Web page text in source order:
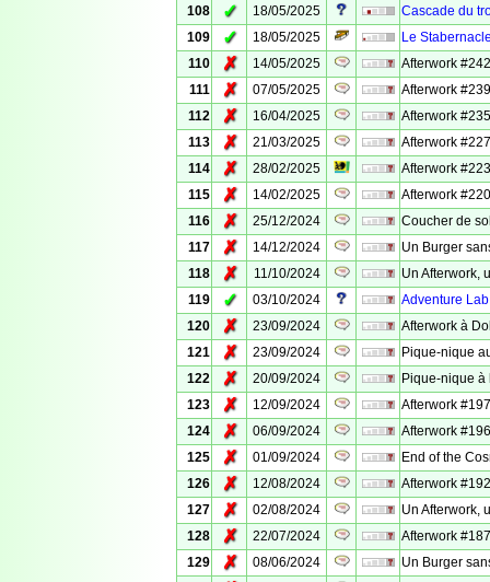
108
✓ 18/05/2025
Cascade du
109
✓ 18/05/2025
Le
110
✗ 14/05/2025
Afterwork
111
✗ 07/05/2025
Afterwork
112
✗ 16/04/2025
Afterwork
113
✗ 21/03/2025
Afterwork
114
✗ 28/02/2025
Afterwork
115
✗ 14/02/2025
Afterwork
116
✗ 25/12/2024
Coucher de
117
✗ 14/12/2024
Un Burger
118
✗ 11/10/2024
Un Afterwork,
119
✓ 03/10/2024
Adventure
120
✗ 23/09/2024
Afterwork à
121
✗ 23/09/2024
Pique-nique
122
✗ 20/09/2024
Pique-nique
123
✗ 12/09/2024
Afterwork
124
✗ 06/09/2024
Afterwork
125
✗ 01/09/2024
End of the
126
✗ 12/08/2024
Afterwork
127
✗ 02/08/2024
Un Afterwork,
128
✗ 22/07/2024
Afterwork
129
✗ 08/06/2024
Un Burger